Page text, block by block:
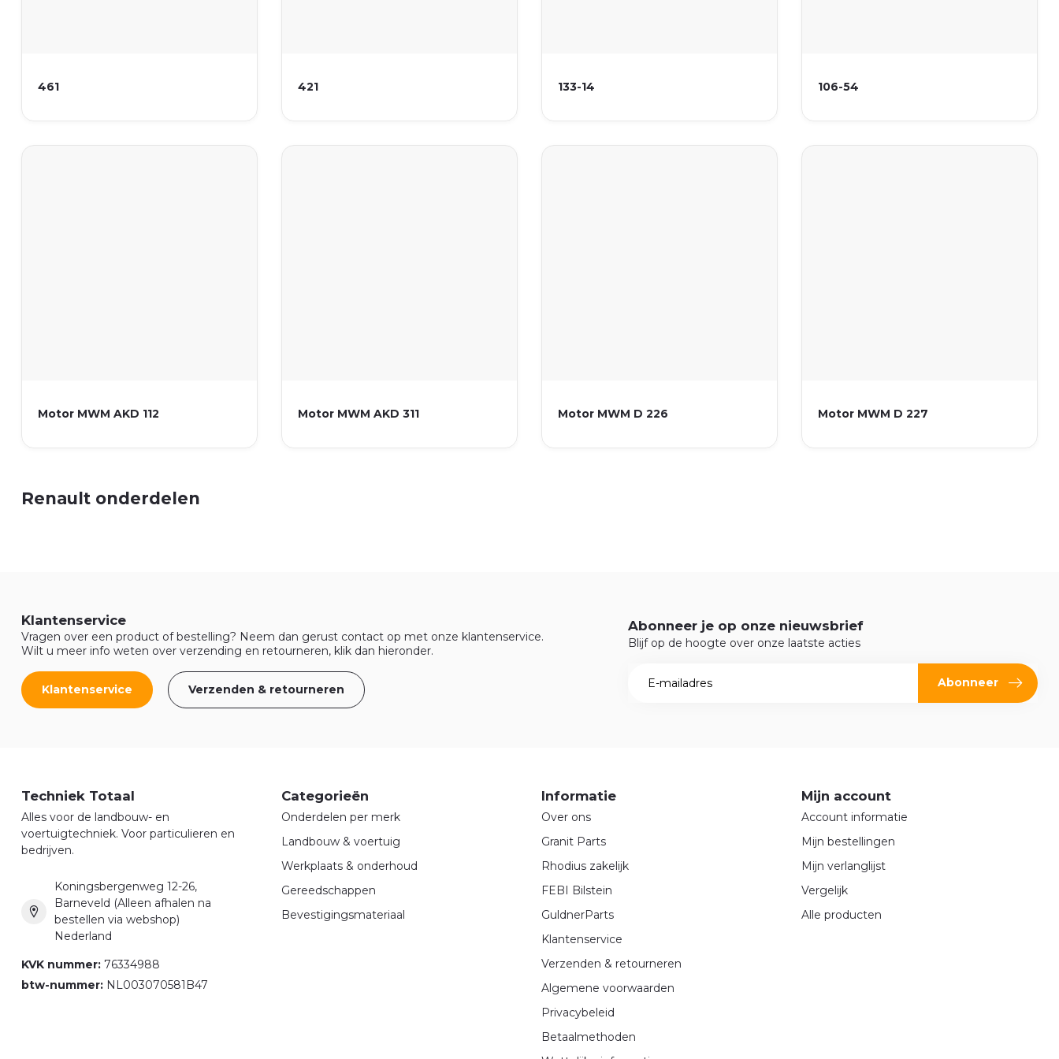
461 421 133-14 106-54
Motor MWM AKD 112 Motor MWM AKD 311 Motor MWM D 226 Motor MWM D 227
Renault onderdelen
Klantenservice
Vragen over een product of bestelling? Neem dan gerust contact op met onze klantenservice.
Wilt u meer info weten over verzending en retourneren, klik dan hieronder.
Klantenservice Verzenden & retourneren
Abonneer je op onze nieuwsbrief
Blijf op de hoogte over onze laatste acties
Abonneer
Techniek Totaal
Alles voor de landbouw- en
voertuigtechniek. Voor particulieren en
bedrijven.
Koningsbergenweg 12-26,
Barneveld (Alleen afhalen na
bestellen via webshop)
Nederland
KVK nummer: 76334988
btw-nummer: NL003070581B47
Categorieën
Onderdelen per merk
Landbouw & voertuig
Werkplaats & onderhoud
Gereedschappen
Bevestigingsmateriaal
Informatie
Over ons
Granit Parts
Rhodius zakelijk
FEBI Bilstein
GuldnerParts
Klantenservice
Verzenden & retourneren
Algemene voorwaarden
Privacybeleid
Betaalmethoden
Mijn account
Account informatie
Mijn bestellingen
Mijn verlanglijst
Vergelijk
Alle producten